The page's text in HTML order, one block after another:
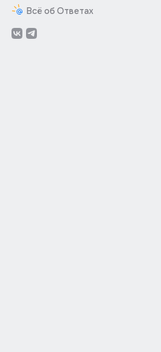
Всё об Ответах